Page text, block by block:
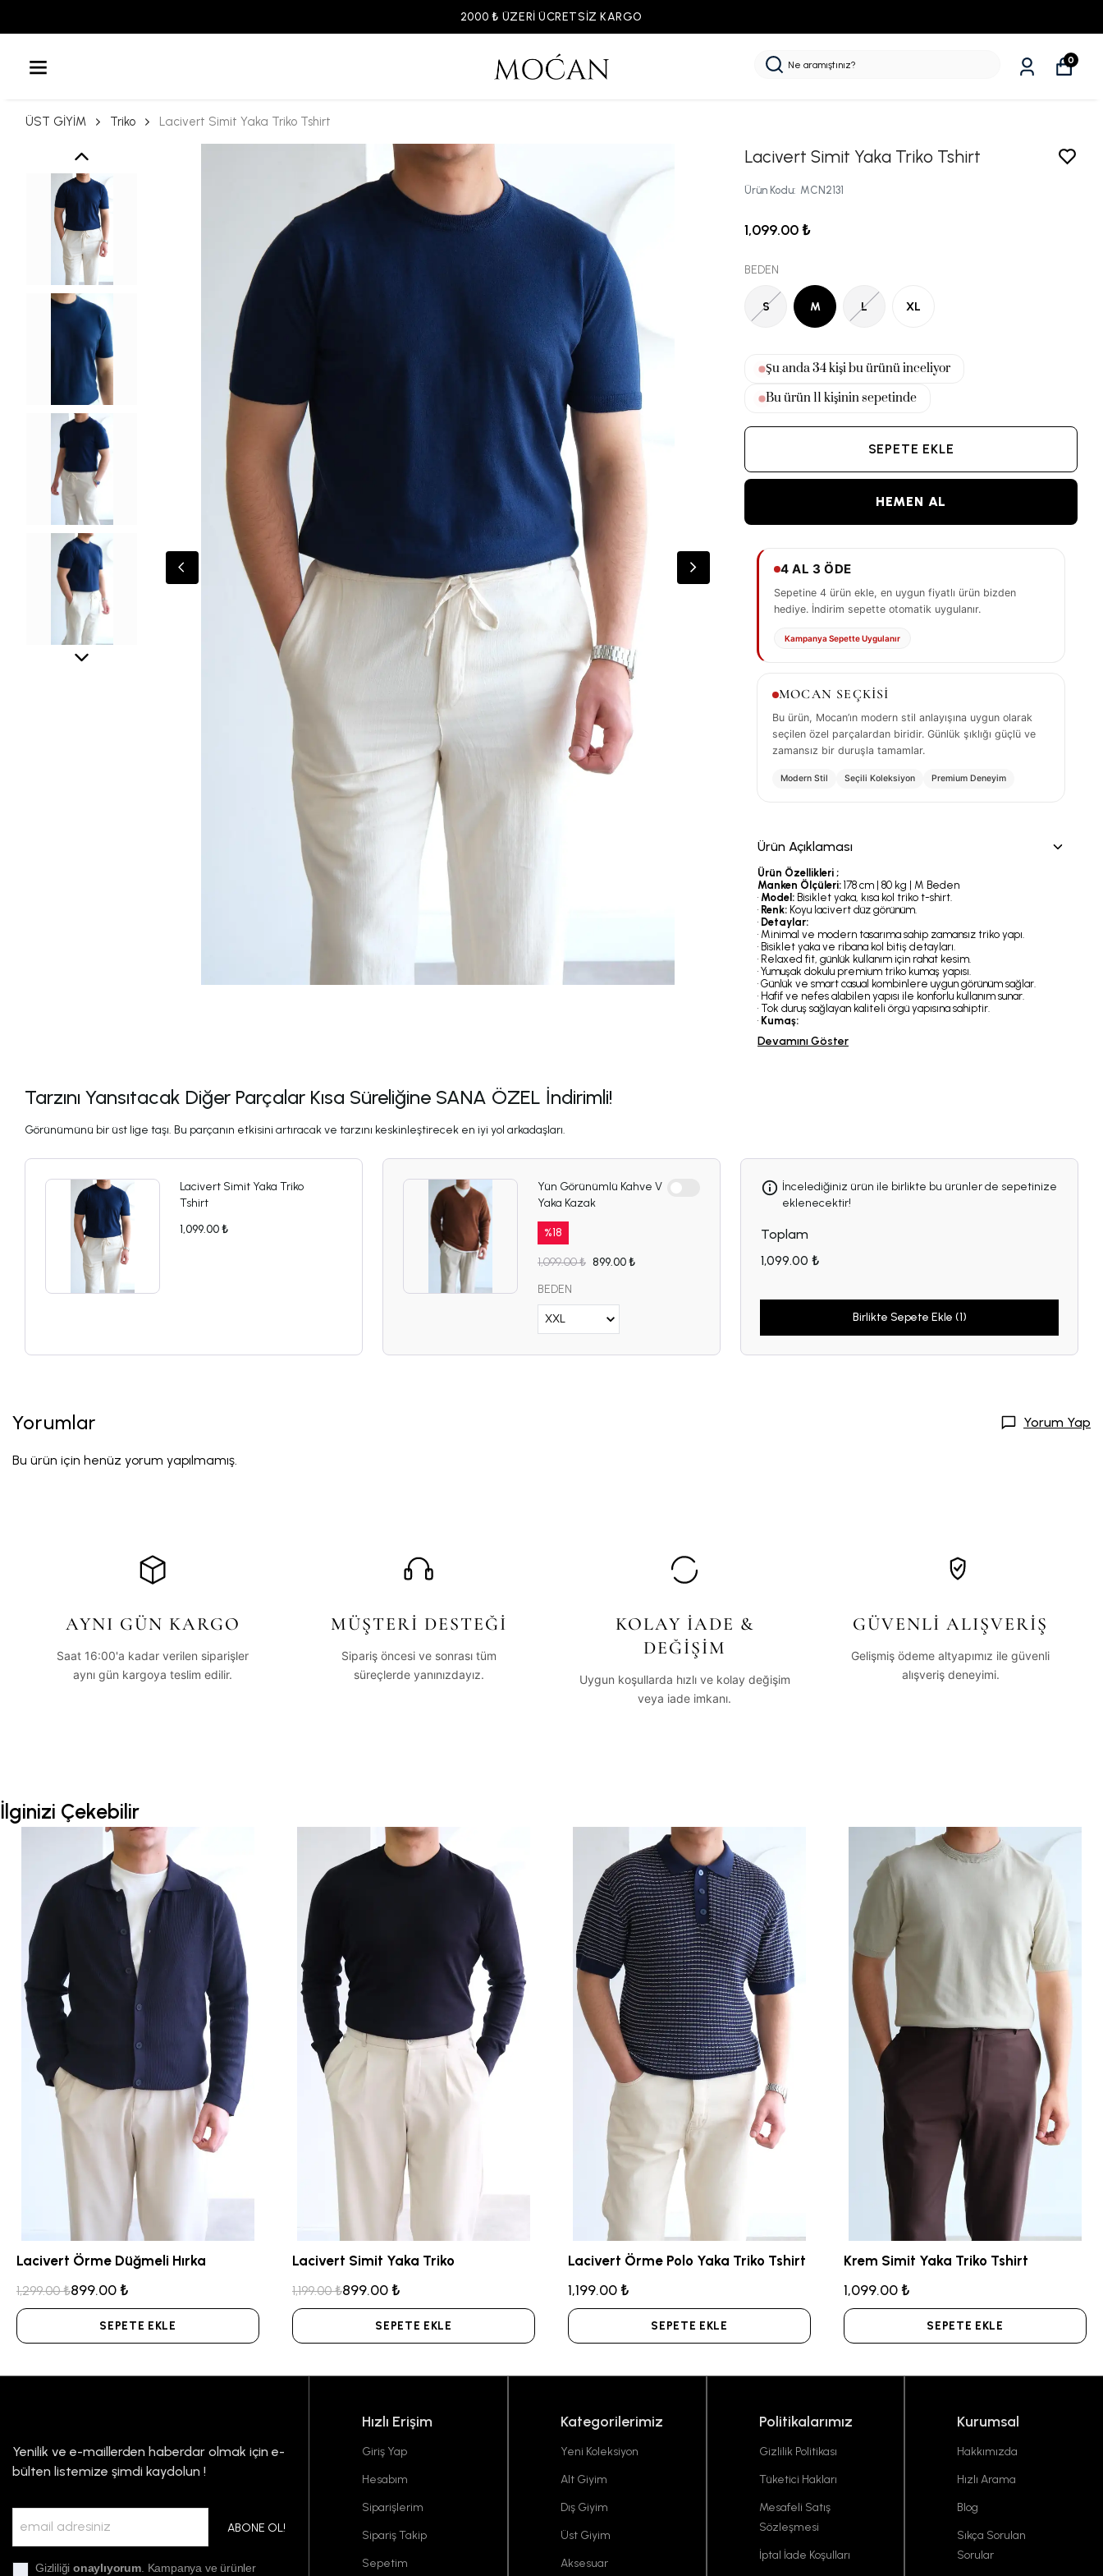
16:00'A KADAR VERİLEN TÜM SİPARİŞLER AYNI GÜN KARGODA
0
ÜST GİYİM Triko Lacivert Simit Yaka Triko Tshirt
Lacivert Simit Yaka Triko Tshirt
Ürün Kodu: MCN2131
1,099.00 ₺
BEDEN
S M L XL
Şu anda37kişi bu ürünü inceliyor
Bu ürün 11 kişinin sepetinde
SEPETE EKLE
HEMEN AL
4 AL 3 ÖDE
Sepetine 4 ürün ekle, en uygun fiyatlı ürün bizden
hediye. İndirim sepette otomatik uygulanır.
Kampanya Sepette Uygulanır
MOCAN SEÇKİSİ
Bu ürün, Mocan’ın modern stil anlayışına uygun olarak
seçilen özel parçalardan biridir. Günlük şıklığı güçlü ve
zamansız bir duruşla tamamlar.
Modern Stil Seçili Koleksiyon Premium Deneyim
Ürün Açıklaması
Ürün Özellikleri ;
Manken Ölçüleri: 178 cm | 80 kg | M Beden
• Model: Bisiklet yaka, kısa kol triko t-shirt.
• Renk: Koyu lacivert düz görünüm.
• Detaylar:
• Minimal ve modern tasarıma sahip zamansız triko yapı.
• Bisiklet yaka ve ribana kol bitiş detayları.
• Relaxed fit, günlük kullanım için rahat kesim.
• Yumuşak dokulu premium triko kumaş yapısı.
• Günlük ve smart casual kombinlere uygun görünüm sağlar.
• Hafif ve nefes alabilen yapısı ile konforlu kullanım sunar.
• Tok duruş sağlayan kaliteli örgü yapısına sahiptir.
• Kumaş:
Devamını Göster
Tarzını Yansıtacak Diğer Parçalar Kısa Süreliğine SANA ÖZEL İndirimli!
Görünümünü bir üst lige taşı. Bu parçanın etkisini artıracak ve tarzını keskinleştirecek en iyi yol arkadaşları.
Lacivert Simit Yaka Triko
Tshirt
1,099.00 ₺
Yün Görünümlü Kahve V
Yaka Kazak
%18
1,099.00 ₺ 899.00 ₺
BEDEN
İncelediğiniz ürün ile birlikte bu ürünler de sepetinize
eklenecektir!
Toplam
1,099.00 ₺
Birlikte Sepete Ekle (1)
Yorumlar Yorum Yap
Bu ürün için henüz yorum yapılmamış.
AYNI GÜN KARGO
Saat 16:00'a kadar verilen siparişler
aynı gün kargoya teslim edilir.
MÜŞTERİ DESTEĞİ
Sipariş öncesi ve sonrası tüm
süreçlerde yanınızdayız.
KOLAY İADE &
DEĞİŞİM
Uygun koşullarda hızlı ve kolay değişim
veya iade imkanı.
GÜVENLİ ALIŞVERİŞ
Gelişmiş ödeme altyapımız ile güvenli
alışveriş deneyimi.
İlginizi Çekebilir
Lacivert Örme Düğmeli Hırka
1,299.00 ₺899.00 ₺
SEPETE EKLE
Lacivert Simit Yaka Triko
1,199.00 ₺899.00 ₺
SEPETE EKLE
Lacivert Örme Polo Yaka Triko Tshirt
1,199.00 ₺
SEPETE EKLE
Krem Simit Yaka Triko Tshirt
1,099.00 ₺
SEPETE EKLE
Hızlı Erişim
Giriş Yap
Hesabım
Siparişlerim
Sipariş Takip
Sepetim
Kategorilerimiz
Yeni Koleksiyon
Alt Giyim
Dış Giyim
Üst Giyim
Aksesuar
Politikalarımız
Gizlilik Politikası
Tüketici Hakları
Mesafeli Satış
Sözleşmesi
İptal İade Koşulları
Kurumsal
Hakkımızda
Hızlı Arama
Blog
Sıkça Sorulan
Sorular
Yenilik ve e-maillerden haberdar olmak için e-
bülten listemize şimdi kaydolun !
ABONE OL!
Gizliliğionaylıyorum. Kampanya ve ürünler